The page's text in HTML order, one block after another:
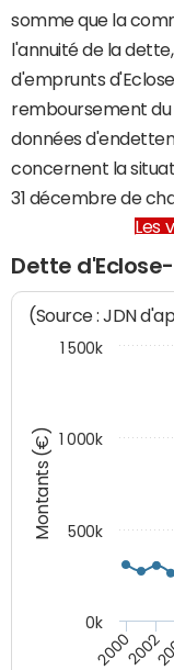
somme que la
l'annuité de la
d'emprunts
remboursement du
données
concernent la
31 décembre de
Les
Dette
Montants (€)
(Source : JDN
20002002
0k
500k
1 000k
1 500k